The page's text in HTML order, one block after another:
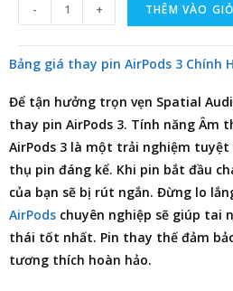
- + THÊM VÀO
Bảng giá thay pin AirPods 3 Chính
Để tận hưởng trọn vẹn Spatial
thay pin AirPods 3. Tính năng Âm
AirPods 3 là một trải nghiệm
thụ pin đáng kể. Khi pin bắt đầu
của bạn sẽ bị rút ngắn. Đừng lo
AirPods chuyên nghiệp sẽ giúp tai
thái tốt nhất. Pin thay thế đảm
tương thích hoàn hảo.